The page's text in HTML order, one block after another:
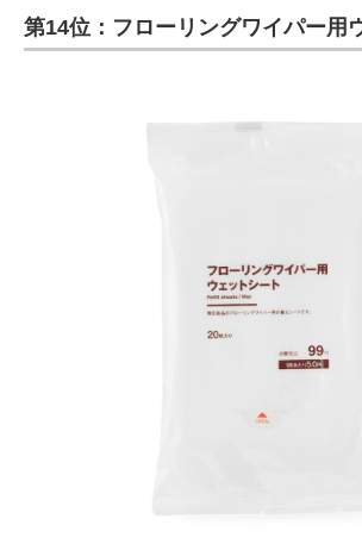
第14位：フローリングワイパー用